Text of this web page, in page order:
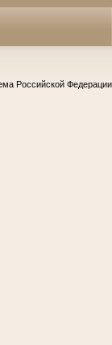
Российской